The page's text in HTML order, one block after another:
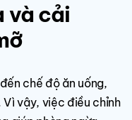
và cải
chế độ ăn uống,
Vì vậy, việc điều chỉnh